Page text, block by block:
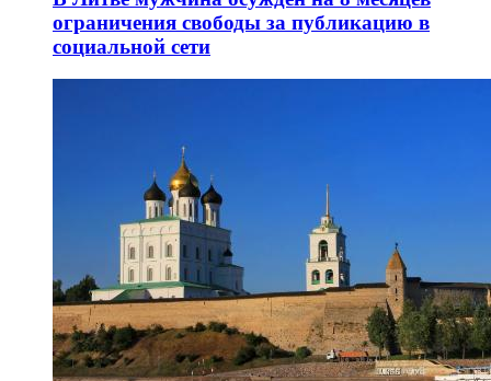
ограничения свободы за публикацию в
социальной сети